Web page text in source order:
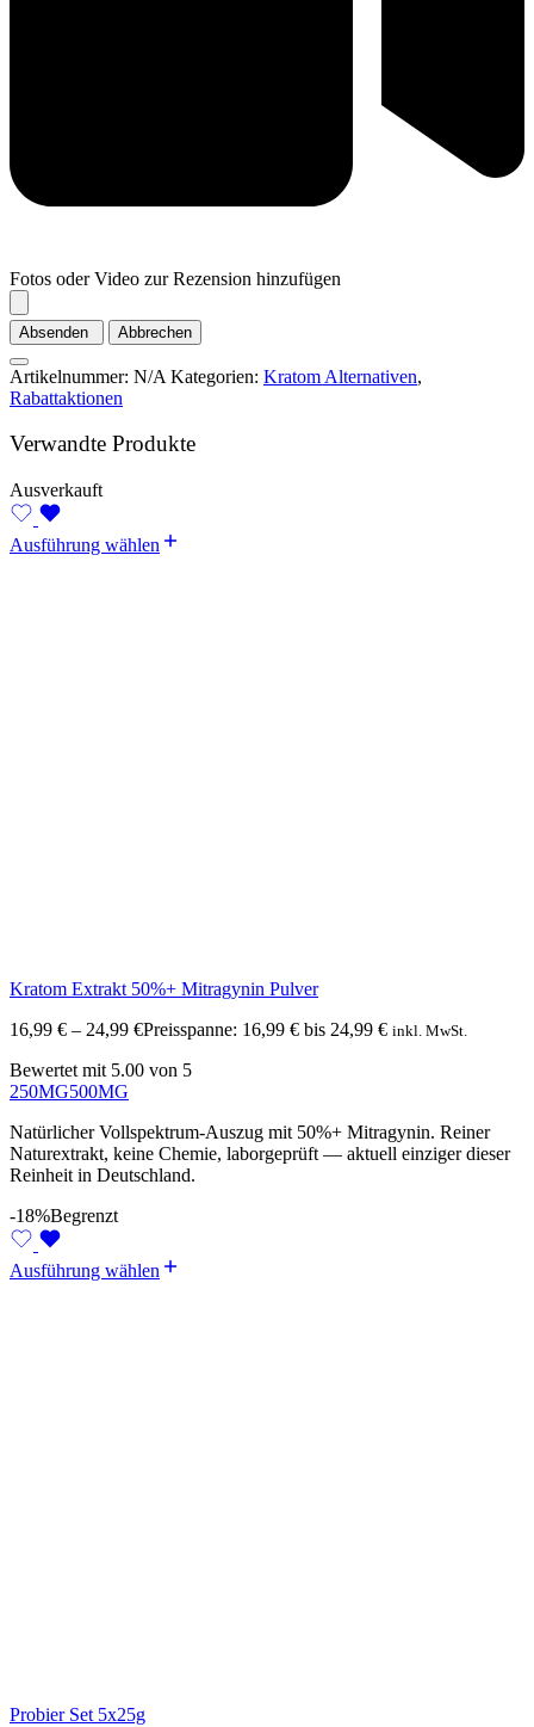
Fotos oder Video zur Rezension hinzufügen
Absenden Abbrechen
Artikelnummer: N/A Kategorien: Kratom Alternativen,
Rabattaktionen
Verwandte Produkte
Ausverkauft
Ausführung wählen
Kratom Extrakt 50%+ Mitragynin Pulver
16,99 € – 24,99 €Preisspanne: 16,99 € bis 24,99 € inkl. MwSt.
Bewertet mit 5.00 von 5
250MG500MG
Natürlicher Vollspektrum-Auszug mit 50%+ Mitragynin. Reiner
Naturextrakt, keine Chemie, laborgeprüft — aktuell einziger dieser
Reinheit in Deutschland.
-18%Begrenzt
Ausführung wählen
Probier Set 5x25g